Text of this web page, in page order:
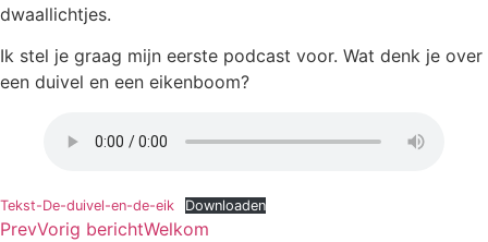
dwaallichtjes.
Ik stel je graag mijn eerste podcast voor. Wat denk je over
een duivel en een eikenboom?
Tekst-De-duivel-en-de-eik Downloaden
PrevVorig berichtWelkom